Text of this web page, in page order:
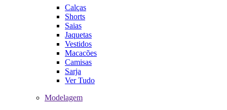
Calças
Shorts
Saias
Jaquetas
Vestidos
Macacões
Camisas
Sarja
Ver Tudo
Modelagem